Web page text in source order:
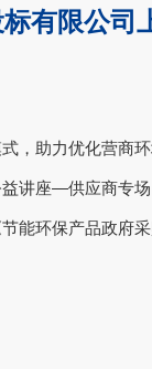
有限公司
，助力优化营商
讲座—供应商专场
能环保产品政府